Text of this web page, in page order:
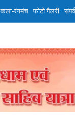
कला-रंगमंच फोटो गैलरी